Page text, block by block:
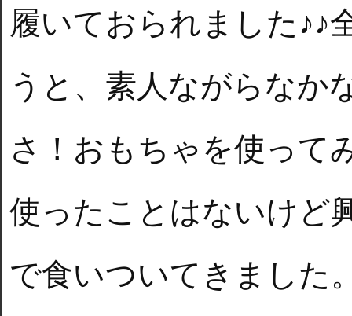
履いておられました♪♪
うと、素人ながらなか
さ！おもちゃを使って
使ったことはないけど
で食いついてきました